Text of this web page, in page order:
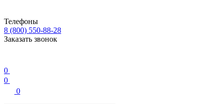
Телефоны
8 (800) 550-88-28
Заказать звонок
0
0
0